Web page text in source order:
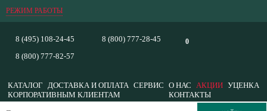
РЕЖИМ РАБОТЫ
0
8 (495) 108-24-45
8 (800) 777-82-57
8 (800) 777-28-45
КАТАЛОГ ДОСТАВКА И ОПЛАТА СЕРВИС О НАС АКЦИИ УЦЕНКА
КОРПОРАТИВНЫМ КЛИЕНТАМ
КОНТАКТЫ